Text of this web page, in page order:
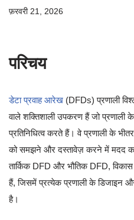
फ़रवरी 21, 2026
परिचय
डेटा प्रवाह आरेख (DFDs) प्रणाली
वाले शक्तिशाली उपकरण हैं जो प्रणाली
प्रतिनिधित्व करते हैं। वे प्रणाली के
को समझने और दस्तावेज़ करने में मदद
तार्किक DFD और भौतिक DFD,
हैं, जिसमें प्रत्येक प्रणाली के डिजाइन और
है।